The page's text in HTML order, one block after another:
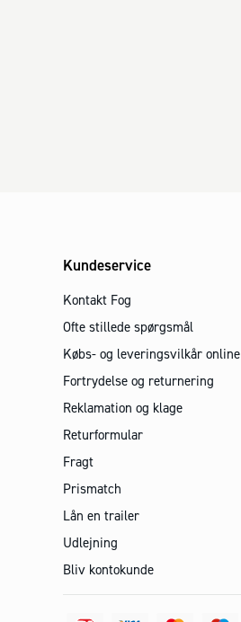
Kundeservice
Kontakt Fog
Ofte stillede spørgsmål
Købs- og leveringsvilkår online
Fortrydelse og returnering
Reklamation og klage
Returformular
Fragt
Prismatch
Lån en trailer
Udlejning
Bliv kontokunde